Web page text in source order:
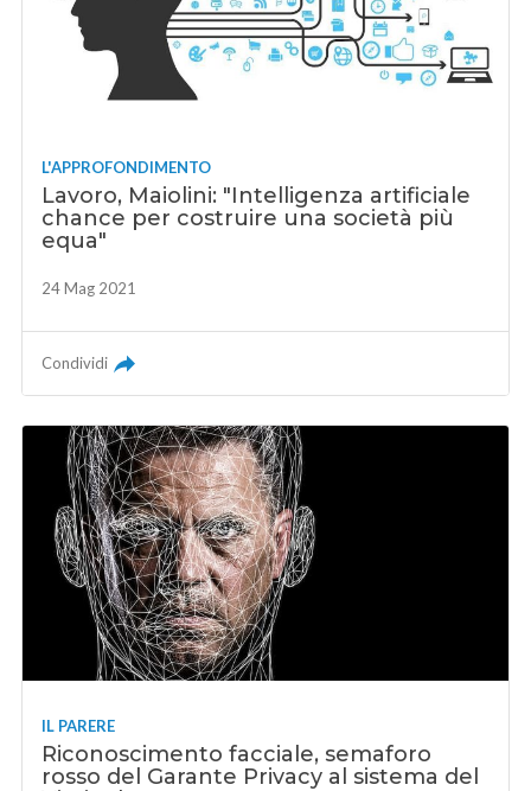
L'APPROFONDIMENTO
Lavoro, Maiolini: "Intelligenza artificiale
chance per costruire una società più
equa"
24 Mag 2021
Condividi
IL PARERE
Riconoscimento facciale, semaforo
rosso del Garante Privacy al sistema del